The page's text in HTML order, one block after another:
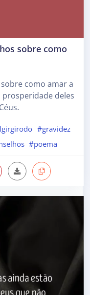
sobre como
como amar a
prosperidade deles
#gravidez
#poema